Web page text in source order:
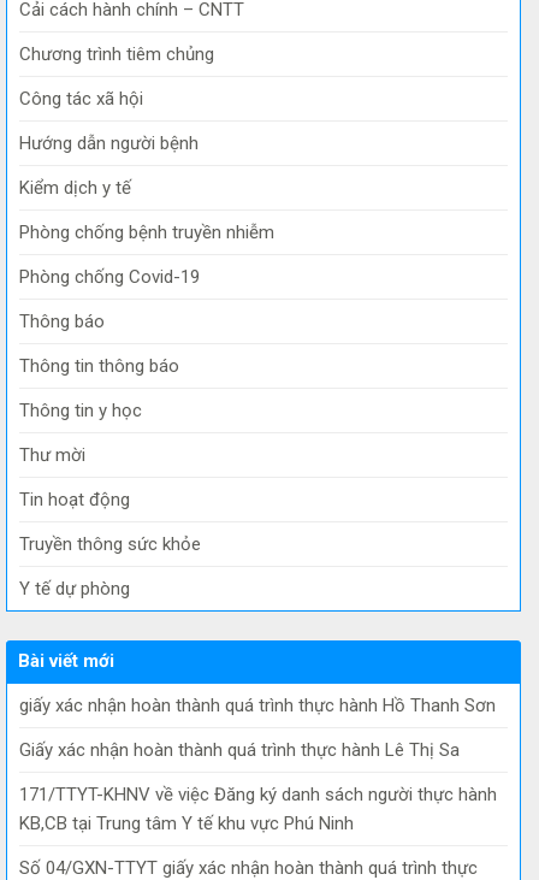
Cải cách hành chính – CNTT
Chương trình tiêm chủng
Công tác xã hội
Hướng dẫn người bệnh
Kiểm dịch y tế
Phòng chống bệnh truyền nhiễm
Phòng chống Covid-19
Thông báo
Thông tin thông báo
Thông tin y học
Thư mời
Tin hoạt động
Truyền thông sức khỏe
Y tế dự phòng
Bài viết mới
giấy xác nhận hoàn thành quá trình thực hành Hồ Thanh Sơn
Giấy xác nhận hoàn thành quá trình thực hành Lê Thị Sa
171/TTYT-KHNV về việc Đăng ký danh sách người thực hành
KB,CB tại Trung tâm Y tế khu vực Phú Ninh
Số 04/GXN-TTYT giấy xác nhận hoàn thành quá trình thực